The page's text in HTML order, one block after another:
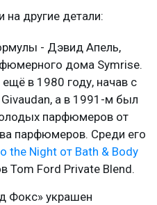
на другие детали:
- Дэвид Апель,
дома Symrise.
в 1980 году, начав с
а в 1991-м был
парфюмеров от
парфюмеров. Среди его
the Night от Bath & Body
Tom Ford Private Blend.
Фокс» украшен